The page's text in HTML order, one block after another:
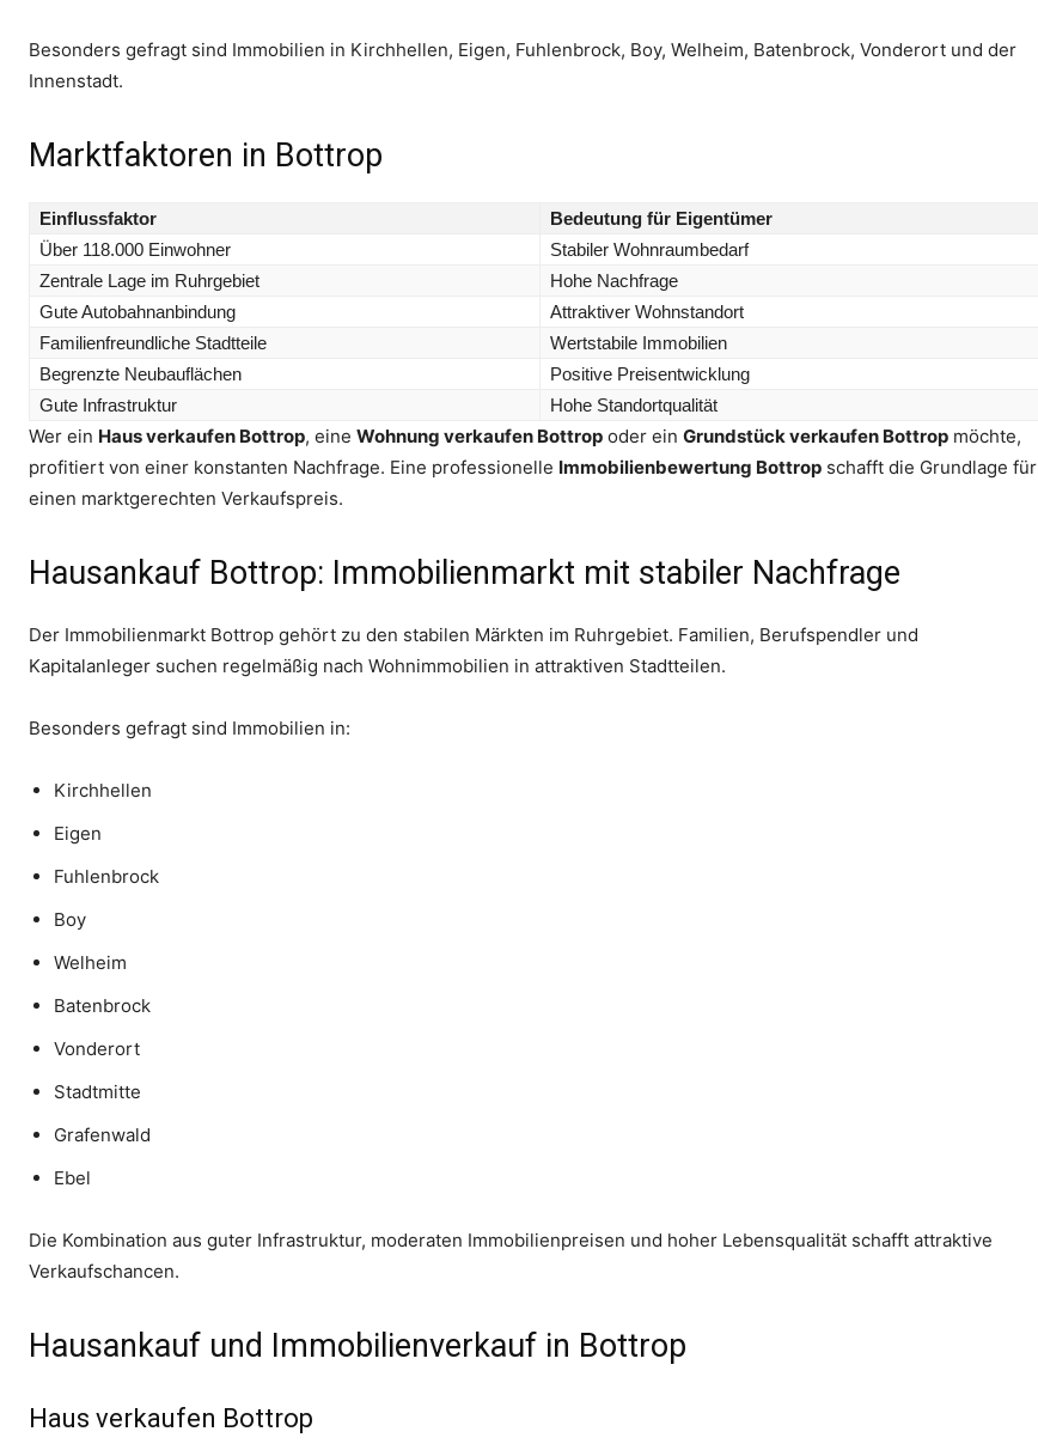
Besonders gefragt sind Immobilien in Kirchhellen, Eigen, Fuhlenbrock, Boy, Welheim, Batenbrock, Vonderort und der
Innenstadt.
Marktfaktoren in Bottrop
Einflussfaktor
Bedeutung für Eigentümer
Über 118.000 Einwohner
Stabiler Wohnraumbedarf
Zentrale Lage im Ruhrgebiet
Hohe Nachfrage
Gute Autobahnanbindung
Attraktiver Wohnstandort
Familienfreundliche Stadtteile
Wertstabile Immobilien
Begrenzte Neubauflächen
Positive Preisentwicklung
Gute Infrastruktur
Hohe Standortqualität
Wer ein Haus verkaufen Bottrop, eine Wohnung verkaufen Bottrop oder ein Grundstück verkaufen Bottrop möchte,
profitiert von einer konstanten Nachfrage. Eine professionelle Immobilienbewertung Bottrop schafft die Grundlage für
einen marktgerechten Verkaufspreis.
Hausankauf Bottrop: Immobilienmarkt mit stabiler Nachfrage
Der Immobilienmarkt Bottrop gehört zu den stabilen Märkten im Ruhrgebiet. Familien, Berufspendler und
Kapitalanleger suchen regelmäßig nach Wohnimmobilien in attraktiven Stadtteilen.
Besonders gefragt sind Immobilien in:
Kirchhellen
Eigen
Fuhlenbrock
Boy
Welheim
Batenbrock
Vonderort
Stadtmitte
Grafenwald
Ebel
Die Kombination aus guter Infrastruktur, moderaten Immobilienpreisen und hoher Lebensqualität schafft attraktive
Verkaufschancen.
Hausankauf und Immobilienverkauf in Bottrop
Haus verkaufen Bottrop